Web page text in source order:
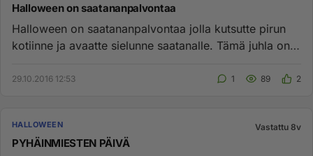
Halloween on saatananpalvontaa
Halloween on saatananpalvontaa jolla kutsutte pirun
kotiinne ja avaatte sielunne saatanalle. Tämä juhla on
29.10.2016 12:53 1 89 2
HALLOWEEN Vastattu 8v
PYHÄINMIESTEN PÄIVÄ